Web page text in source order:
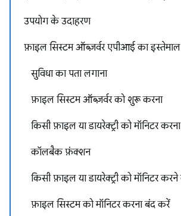
उपयोग के उदाहरण
फ़ाइल सिस्टम ऑब्ज़र्वर एपीआई का
सुविधा का पता लगाना
फ़ाइल सिस्टम ऑब्ज़र्वर को शुरू करना
किसी फ़ाइल या डायरेक्ट्री को मॉनिटर
कॉलबैक फ़ंक्शन
किसी फ़ाइल या डायरेक्ट्री को मॉनिटर
फ़ाइल सिस्टम को मॉनिटर करना बंद करें